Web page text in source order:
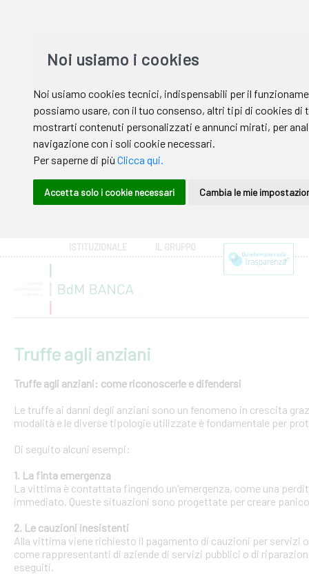
ISTITUZIONALE IL GRUPPO
Truffe agli anziani
Truffe agli anziani: come riconoscerle e difendersi
Le truffe ai danni degli anziani sono un fenomeno in crescita
modalità e le diverse tipologie utilizzate è fondamentale per
Di seguito alcuni esempi:
1. La finta emergenza
La vittima è contattata fingendo un'emergenza, come una
immediato. Queste situazioni sono progettate per creare
2. Le cauzioni inesistenti
Alla vittima viene richiesto il pagamento di cauzioni per
come rappresentanti di aziende di servizi pubblici o di
eseguiti.